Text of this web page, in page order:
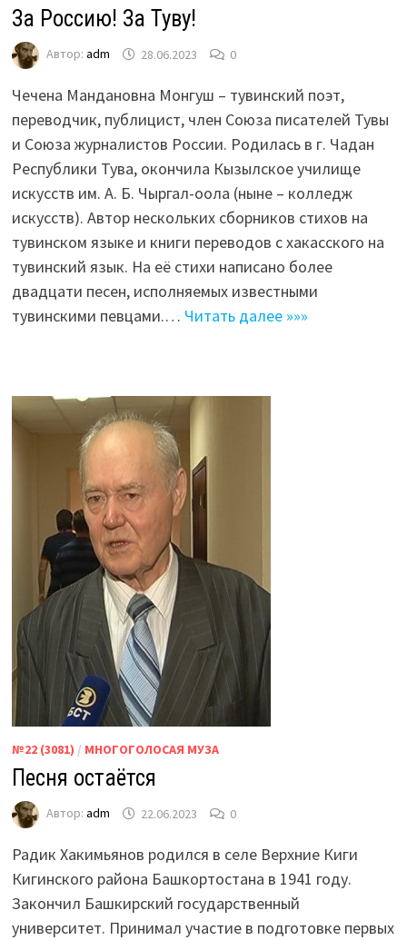
За Россию! За Туву!
Автор: adm 28.06.2023 0
Чечена Мандановна Монгуш – тувинский поэт,
переводчик, публицист, член Союза писателей Тувы
и Союза журналистов России. Родилась в г. Чадан
Республики Тува, окончила Кызылское училище
искусств им. А. Б. Чыргал-оола (ныне – колледж
искусств). Автор нескольких сборников стихов на
тувинском языке и книги переводов с хакасского на
тувинский язык. На её стихи написано более
двадцати песен, исполняемых известными
тувинскими певцами.… Читать далее »»»
№22 (3081) / МНОГОГОЛОСАЯ МУЗА
Песня остаётся
Автор: adm 22.06.2023 0
Радик Хакимьянов родился в селе Верхние Киги
Кигинского района Башкортостана в 1941 году.
Закончил Башкирский государственный
университет. Принимал участие в подготовке первых